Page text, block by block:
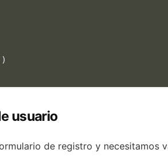
)
usuario
de registro y necesitamos